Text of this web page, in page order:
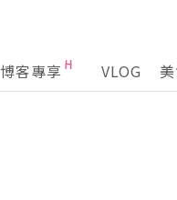
博客專享 VLOG